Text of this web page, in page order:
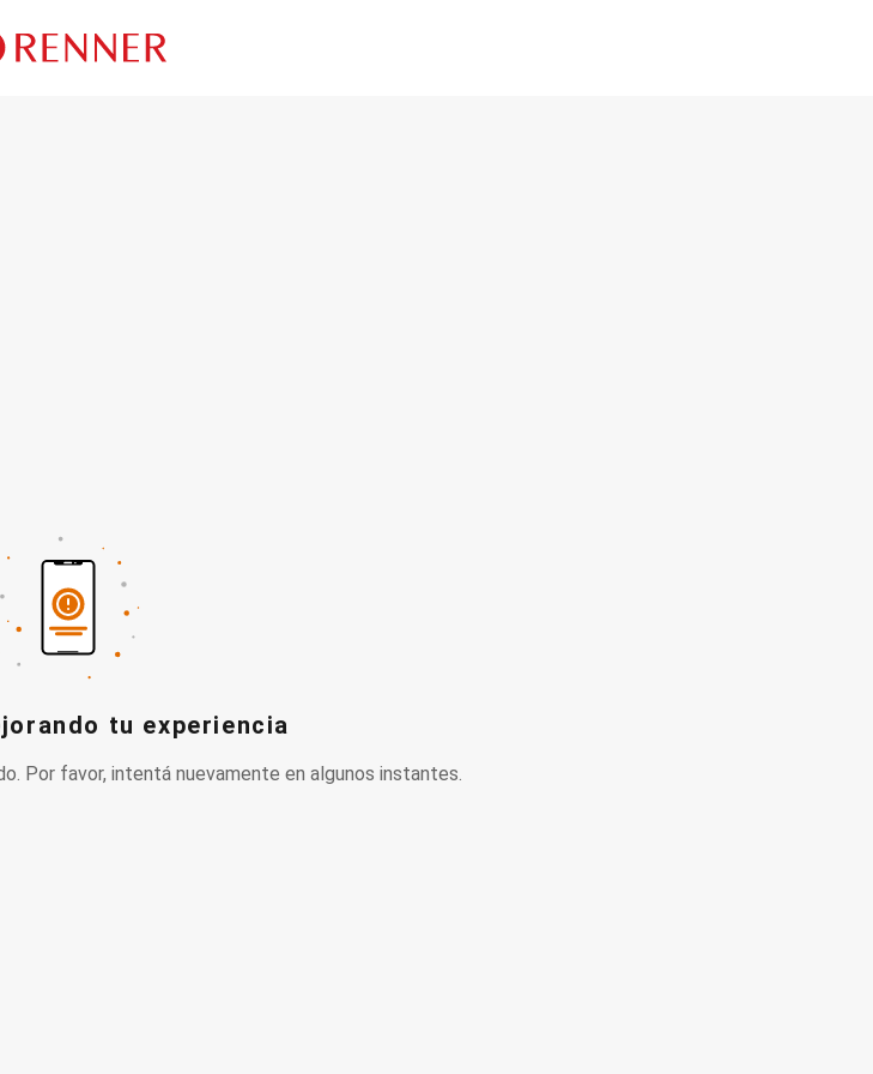
tu experiencia
Por favor, intentá nuevamente en algunos instantes.